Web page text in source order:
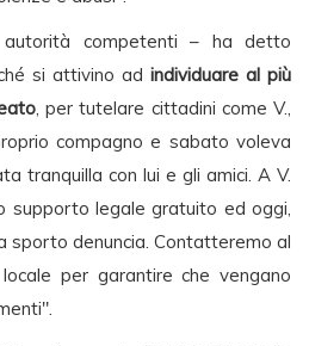
autorità competenti – ha detto
si attivino ad individuare al più
, per tutelare cittadini come V.,
compagno e sabato voleva
tranquilla con lui e gli amici. A V.
supporto legale gratuito ed oggi,
sporto denuncia. Contatteremo al
per garantire che vengano